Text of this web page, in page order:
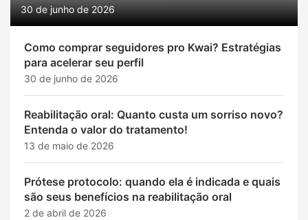
30 de junho de 2026
Como comprar seguidores pro Kwai? Estratégias
para acelerar seu perfil
30 de junho de 2026
Reabilitação oral: Quanto custa um sorriso novo?
Entenda o valor do tratamento!
13 de maio de 2026
Prótese protocolo: quando ela é indicada e quais
são seus benefícios na reabilitação oral
2 de abril de 2026